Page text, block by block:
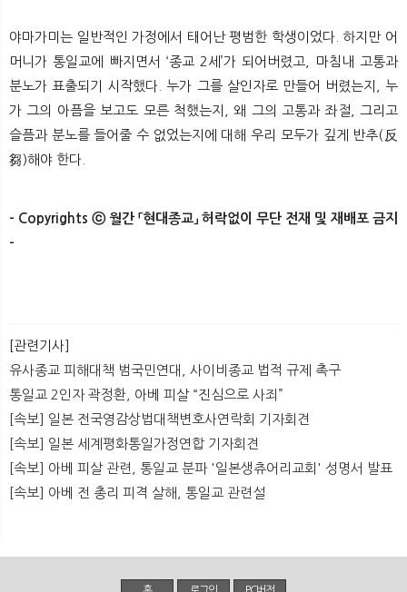
야마가미는 일반적인 가정에서 태어난 평범한 학생이었다. 하지만 어
머니가 통일교에 빠지면서 ‘종교 2세’가 되어버렸고, 마침내 고통과
분노가 표출되기 시작했다. 누가 그를 살인자로 만들어 버렸는지, 누
가 그의 아픔을 보고도 모른 척했는지, 왜 그의 고통과 좌절, 그리고
슬픔과 분노를 들어줄 수 없었는지에 대해 우리 모두가 깊게 반추(反
芻)해야 한다.
- Copyrights ⓒ 월간 「현대종교」 허락없이 무단 전재 및 재배포 금지
- ​​
[관련기사]
유사종교 피해대책 범국민연대, 사이비종교 법적 규제 촉구
통일교 2인자 곽정환, 아베 피살 “진심으로 사죄”
[속보] 일본 전국영감상법대책변호사연락회 기자회견
[속보] 일본 세계평화통일가정연합 기자회견
[속보] 아베 피살 관련, 통일교 분파 '일본생츄어리교회' 성명서 발표
[속보] 아베 전 총리 피격 살해, 통일교 관련설